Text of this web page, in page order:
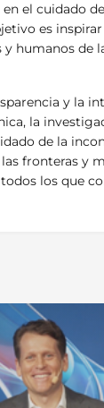
el cuidado
es
humanos de
y la
la
de la
fronteras y
los que